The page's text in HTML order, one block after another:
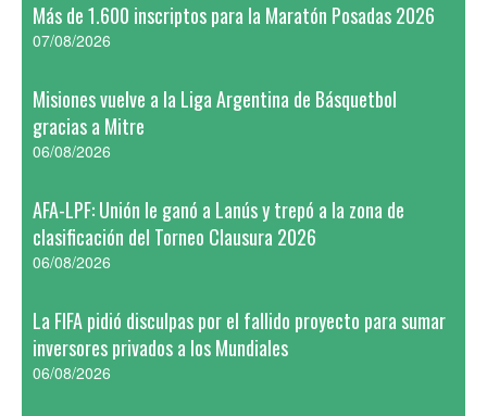
Más de 1.600 inscriptos para la Maratón Posadas 2026
07/08/2026
Misiones vuelve a la Liga Argentina de Básquetbol
gracias a Mitre
06/08/2026
AFA-LPF: Unión le ganó a Lanús y trepó a la zona de
clasificación del Torneo Clausura 2026
06/08/2026
La FIFA pidió disculpas por el fallido proyecto para sumar
inversores privados a los Mundiales
06/08/2026